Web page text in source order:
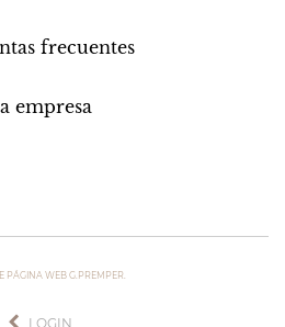
frecuentes
empresa
PÁGINA WEB G.PREMPER.
LOGIN